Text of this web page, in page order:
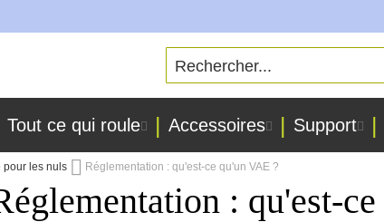
Tout ce qui roule Accessoires Support
pour les nuls Réglementation : qu'est-ce qu'un VAE ?
: qu'est-